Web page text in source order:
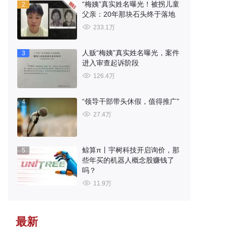
2
“梅姨”真实姓名曝光！被拐儿童
父亲：20年那块石头终于落地
233.1万
3
人贩“梅姨”真实姓名曝光，案件
进入审查起诉阶段
126.4万
4 “领导干部带头休假，值得推广”
27.4万
5
鲸算π丨宇树科技开启询价，那
些年买的机器人概念股赚钱了
吗？
11.9万
最新